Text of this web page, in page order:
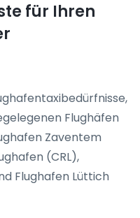
für Ihren
Flughäfen
Zaventem
(CRL),
Flughafen Lüttich